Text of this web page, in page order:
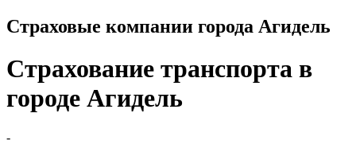
Страховые компании города Агидель
Страхование транспорта в
городе Агидель
-